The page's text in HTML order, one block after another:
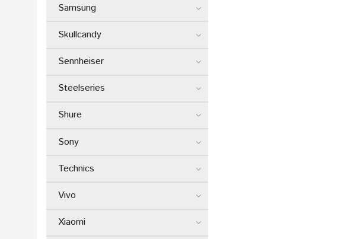
Samsung
Skullcandy
Sennheiser
Steelseries
Shure
Sony
Technics
Vivo
Xiaomi